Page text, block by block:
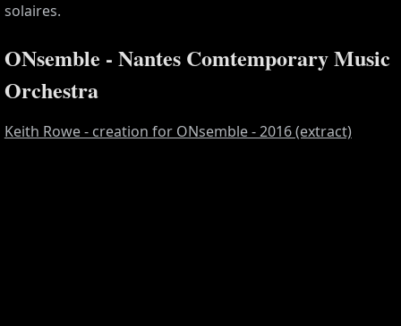
solaires.
ONsemble - Nantes Comtemporary Music
Orchestra
Keith Rowe - creation for ONsemble - 2016 (extract)